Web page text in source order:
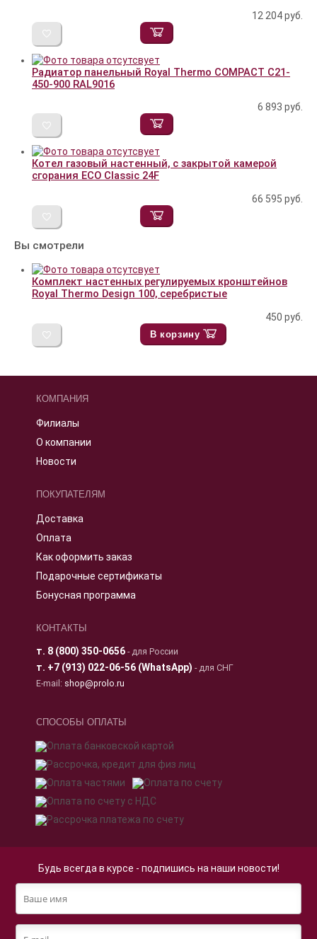
12 204руб.
Радиатор панельный Royal Thermo COMPACT C21-
450-900 RAL9016
6 893 руб.
Котел газовый настенный, с закрытой камерой
сгорания ECO Classic 24F
66 595 руб.
Вы смотрели
Комплект настенных регулируемых кронштейнов
Royal Thermo Design 100, серебристые
450 руб.
В корзину
КОМПАНИЯ
Филиалы
О компании
Новости
ПОКУПАТЕЛЯМ
Доставка
Оплата
Как оформить заказ
Подарочные сертификаты
Бонусная программа
КОНТАКТЫ
т. 8 (800) 350-0656- для России
т. +7 (913) 022-06-56 (WhatsApp) - для СНГ
E-mail: shop@prolo.ru
СПОСОБЫ ОПЛАТЫ
Будь всегда в курсе - подпишись на наши новости!